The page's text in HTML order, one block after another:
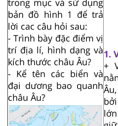
trong mục và sử dụng
bản đồ hình 1 để trả
lời cac câu hỏi sau:
- Trình bày đặc điểm vị
trí địa lí, hình dạng và
kích thước châu Âu?
- Kể tên các biển và
đại dương bao quanh
châu Âu?
1.
+